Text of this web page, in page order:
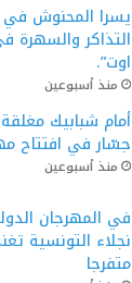
يسرا المحنوش في
التذاكر والسهرة
اوت”.
منذ أسبوعين
أمام شبابيك
جسّار في افتتاح
منذ أسبوعين
في المهرجان
متفرجا